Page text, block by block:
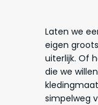
Laten we
eigen
uiterlijk. Of
die we
simpelweg